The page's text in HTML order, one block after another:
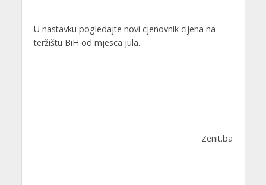
U nastavku pogledajte novi cjenovnik cijena na
teržištu BiH od mjesca jula.
Zenit.ba